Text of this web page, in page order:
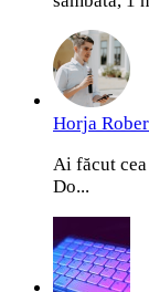
Horja
Ai făcut
Do...